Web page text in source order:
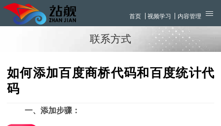
首页 视频学习 内容管理
联系方式
如何添加百度商桥代码和百度统计代
码
一、添加步骤：